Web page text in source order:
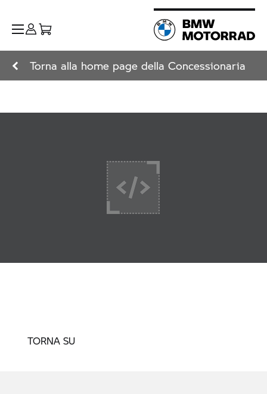
Torna alla home page della Concessionaria
+ Leggi di più
TORNA SU